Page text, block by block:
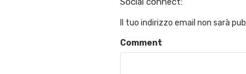
Il tuo indirizzo email non sarà
Comment